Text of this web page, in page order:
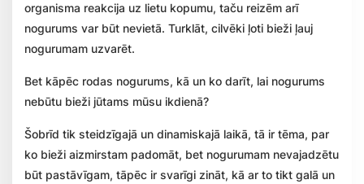
organisma reakcija uz lietu kopumu, taču reizēm arī
nogurums var būt nevietā. Turklāt, cilvēki ļoti bieži ļauj
nogurumam uzvarēt.
Bet kāpēc rodas nogurums, kā un ko darīt, lai nogurums
nebūtu bieži jūtams mūsu ikdienā?
Šobrīd tik steidzīgajā un dinamiskajā laikā, tā ir tēma, par
ko bieži aizmirstam padomāt, bet nogurumam nevajadzētu
būt pastāvīgam, tāpēc ir svarīgi zināt, kā ar to tikt galā un